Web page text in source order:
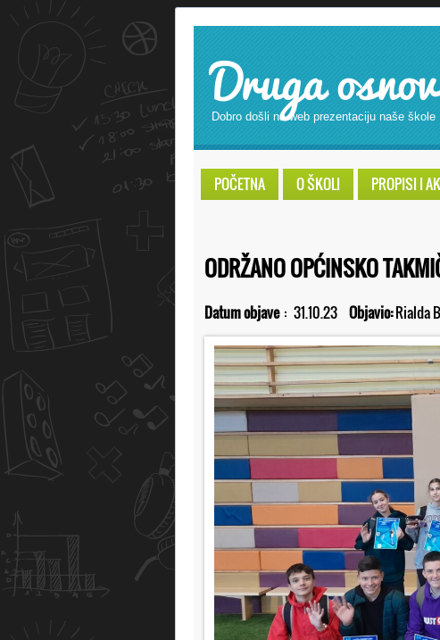
Druga
Dobro došli na web prezentaciju naše škole
POČETNA O ŠKOLI PROPISI I
ODRŽANO OPĆINSKO
Datum objave : 31.10.23 Objavio:Rialda